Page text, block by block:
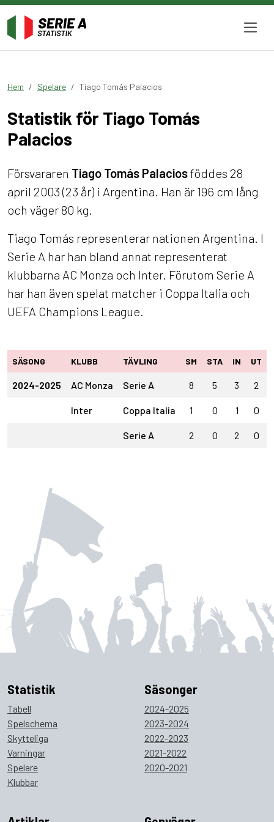
Hem Spelare Tiago Tomás Palacios
Statistik för Tiago Tomás
Palacios
Försvararen Tiago Tomás Palaciosföddes 28
april 2003 (23 år) i Argentina. Han är 196 cm lång
och väger 80 kg.
Tiago Tomás representerar nationen Argentina. I
Serie A har han bland annat representerat
klubbarna AC Monza och Inter. Förutom Serie A
har han även spelat matcher i Coppa Italia och
UEFA Champions League.
SÄSONG KLUBB TÄVLING SM STA IN UT
2024-2025 AC Monza Serie A 8 5 3 2
Inter Coppa Italia 1 0 1 0
Serie A 2 0 2 0
Statistik
Tabell
Spelschema
Skytteliga
Varningar
Spelare
Klubbar
Säsonger
2024-2025
2023-2024
2022-2023
2021-2022
2020-2021